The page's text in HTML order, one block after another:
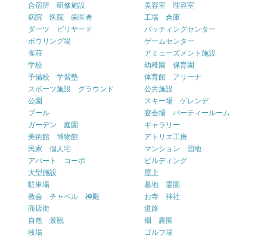
合宿所 研修施設
美容室 理容室
病院 医院 歯医者
工場 倉庫
ダーツ ビリヤード
バッティングセンター
ボウリング場
ゲームセンター
雀荘
アミューズメント施設
学校
幼稚園 保育園
予備校 学習塾
体育館 アリーナ
スポーツ施設 グラウンド
公共施設
公園
スキー場 ゲレンデ
プール
宴会場 パーティールーム
ガーデン 庭園
ギャラリー
美術館 博物館
アトリエ工房
民家 個人宅
マンション 団地
アパート コーポ
ビルディング
大型施設
屋上
駐車場
墓地 霊園
教会 チャペル 神殿
お寺 神社
商店街
道路
自然 景観
畑 農園
牧場
ゴルフ場